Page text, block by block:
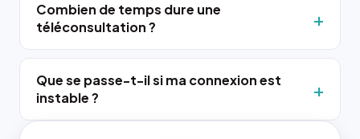
Combien de temps dure une
téléconsultation ?
Que se passe-t-il si ma connexion est
instable ?